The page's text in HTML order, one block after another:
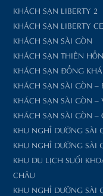
KHÁCH SẠN LIBERTY 2
KHÁCH SẠN LIBERTY
KHÁCH SẠN SÀI GÒN
KHÁCH SẠN THIÊN
KHÁCH SẠN ĐỒNG
KHÁCH SẠN SÀI GÒN –
KHÁCH SẠN SÀI GÒN –
KHÁCH SẠN SÀI GÒN –
KHU NGHỈ DƯỠNG SÀI
KHU NGHỈ DƯỠNG SÀI
KHU DU LỊCH SUỐI
CHÂU
KHU NGHỈ DƯỠNG SÀI